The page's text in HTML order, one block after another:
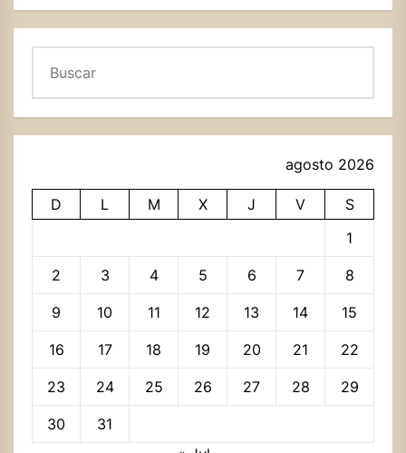
agosto 2026
D L M X J V
S
1
2 3 4 5 6 7 8
9 10 11 12 13 14 15
16 17 18 19 20 21 22
23 24 25 26 27 28 29
30
31